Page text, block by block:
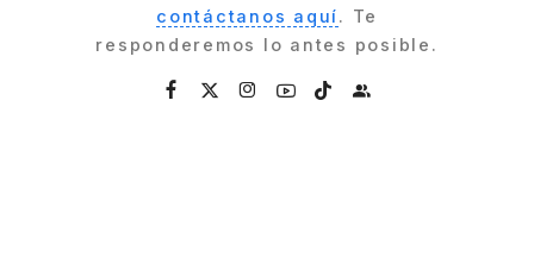
contáctanos aquí. Te
responderemos lo antes posible.